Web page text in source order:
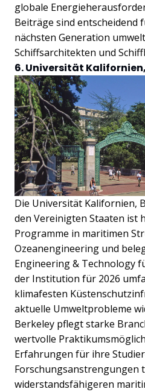
globale
Beiträge sind entscheidend
nächsten Generation
Schiffsarchitekten und
6. Universität
Die Universität Kalifornien,
den Vereinigten Staaten ist
Programme in maritimen
Ozeanengineering und
Engineering & Technology
der Institution für 2026
klimafesten
aktuelle Umweltprobleme
Berkeley pflegt starke
wertvolle
Erfahrungen für ihre
Forschungsanstrengungen
widerstandsfähigeren